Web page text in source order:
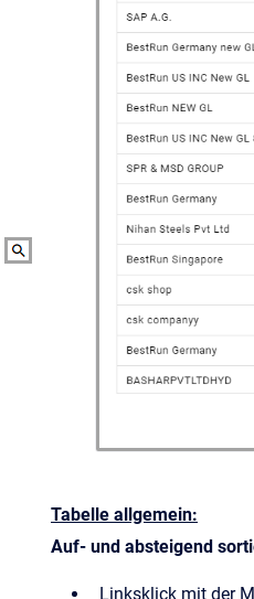
Tabelle allgemein:
Auf- und absteigend
Linksklick mit der